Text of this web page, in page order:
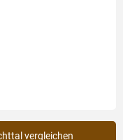
vergleichen